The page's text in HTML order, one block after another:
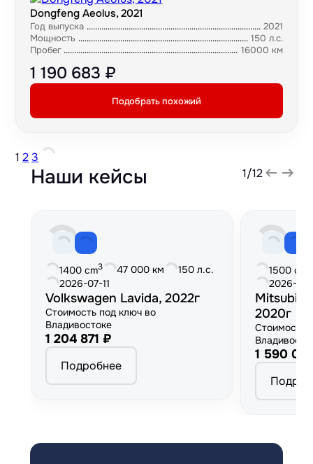
Dongfeng Aeolus, 2021
Год выпуска
2021
Мощность
150 л.с.
Пробег
16000 км
1 190 683 ₽
Подобрать похожий
1 2 3
Наши кейсы 1/12
1400 cm3 47 000 км
150 л.с.
2026-07-11
Volkswagen Lavida, 2022г
Стоимость под ключ во
Владивостоке
1 204 871 ₽
Подробнее
1500 cm
2026-
2020г
Стоимость
1 590